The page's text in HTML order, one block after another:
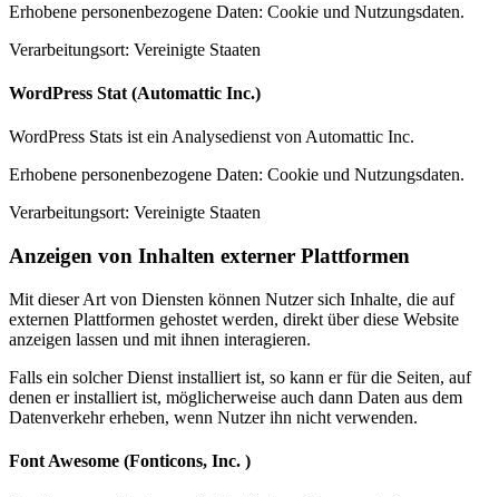
Erhobene personenbezogene Daten: Cookie und Nutzungsdaten.
Verarbeitungsort: Vereinigte Staaten
WordPress Stat (Automattic Inc.)
WordPress Stats ist ein Analysedienst von Automattic Inc.
Erhobene personenbezogene Daten: Cookie und Nutzungsdaten.
Verarbeitungsort: Vereinigte Staaten
Anzeigen von Inhalten externer Plattformen
Mit dieser Art von Diensten können Nutzer sich Inhalte, die auf
externen Plattformen gehostet werden, direkt über diese Website
anzeigen lassen und mit ihnen interagieren.
Falls ein solcher Dienst installiert ist, so kann er für die Seiten, auf
denen er installiert ist, möglicherweise auch dann Daten aus dem
Datenverkehr erheben, wenn Nutzer ihn nicht verwenden.
Font Awesome (Fonticons, Inc. )